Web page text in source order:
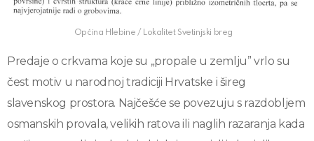
Općina Hlebine / Lokalitet Svetinjski breg
Predaje o crkvama koje su „propale u zemlju” vrlo su
čest motiv u narodnoj tradiciji Hrvatske i šireg
slavenskog prostora. Najčešće se povezuju s razdobljem
osmanskih provala, velikih ratova ili naglih razaranja kada